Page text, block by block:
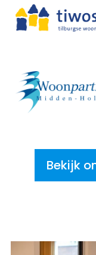
Bekijk